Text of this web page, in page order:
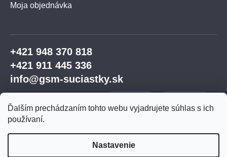
Ďalším prechádzaním tohto webu vyjadrujete súhlas s ich
používaní.
Nastavenie
Moja objednávka
+421 948 370 818
+421 911 445 336
info@gsm-suciastky.sk